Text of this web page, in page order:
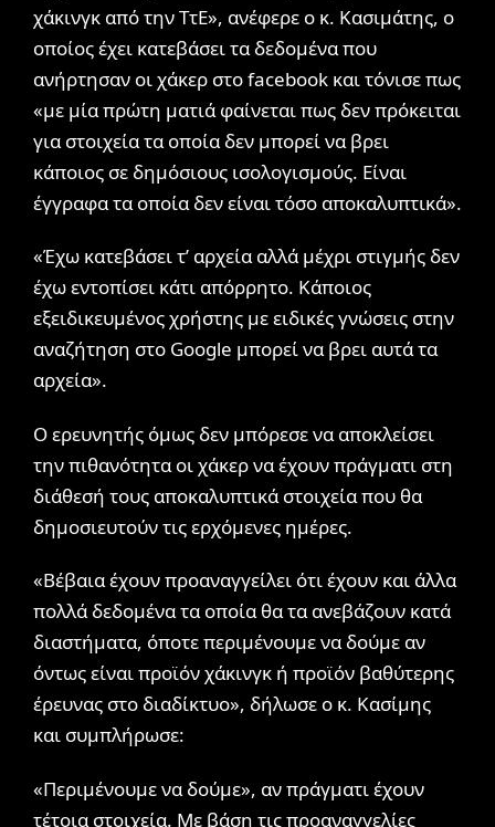
χάκινγκ από την ΤτΕ», ανέφερε ο κ. Κασιμάτης, ο
οποίος έχει κατεβάσει τα δεδομένα που
ανήρτησαν οι χάκερ στο facebook και τόνισε πως
«με μία πρώτη ματιά φαίνεται πως δεν πρόκειται
για στοιχεία τα οποία δεν μπορεί να βρει
κάποιος σε δημόσιους ισολογισμούς. Είναι
έγγραφα τα οποία δεν είναι τόσο αποκαλυπτικά».
«Έχω κατεβάσει τ’ αρχεία αλλά μέχρι στιγμής δεν
έχω εντοπίσει κάτι απόρρητο. Κάποιος
εξειδικευμένος χρήστης με ειδικές γνώσεις στην
αναζήτηση στο Google μπορεί να βρει αυτά τα
αρχεία».
Ο ερευνητής όμως δεν μπόρεσε να αποκλείσει
την πιθανότητα οι χάκερ να έχουν πράγματι στη
διάθεσή τους αποκαλυπτικά στοιχεία που θα
δημοσιευτούν τις ερχόμενες ημέρες.
«Βέβαια έχουν προαναγγείλει ότι έχουν και άλλα
πολλά δεδομένα τα οποία θα τα ανεβάζουν κατά
διαστήματα, όποτε περιμένουμε να δούμε αν
όντως είναι προϊόν χάκινγκ ή προϊόν βαθύτερης
έρευνας στο διαδίκτυο», δήλωσε ο κ. Κασίμης
και συμπλήρωσε:
«Περιμένουμε να δούμε», αν πράγματι έχουν
τέτοια στοιχεία. Με βάση τις προαναγγελίες